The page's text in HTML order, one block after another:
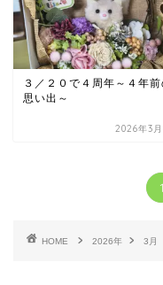
３／２０で４周年～４年前
思い出～
2026年3
1
HOME 2026年 3月